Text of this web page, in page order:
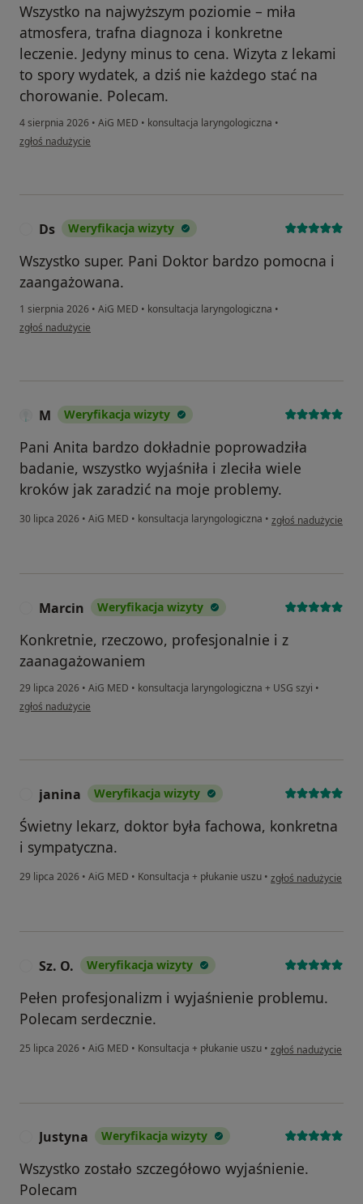
Wszystko na najwyższym poziomie – miła
atmosfera, trafna diagnoza i konkretne
leczenie. Jedyny minus to cena. Wizyta z lekami
to spory wydatek, a dziś nie każdego stać na
chorowanie. Polecam.
4 sierpnia 2026 • AiG MED • konsultacja laryngologiczna •
w opinii użytkownika RM
zgłoś nadużycie
Ds Weryfikacja wizyty
Wszystko super. Pani Doktor bardzo pomocna i
zaangażowana.
1 sierpnia 2026 • AiG MED • konsultacja laryngologiczna •
w opinii użytkownika Ds
zgłoś nadużycie
M Weryfikacja wizyty
Pani Anita bardzo dokładnie poprowadziła
badanie, wszystko wyjaśniła i zleciła wiele
kroków jak zaradzić na moje problemy.
30 lipca 2026 • AiG MED • konsultacja laryngologiczna • w opinii
zgłoś nadużycie
Marcin Weryfikacja wizyty
Konkretnie, rzeczowo, profesjonalnie i z
zaanagażowaniem
29 lipca 2026 • AiG MED • konsultacja laryngologiczna + USG szyi •
w opinii użytkownika Marcin
zgłoś nadużycie
janina Weryfikacja wizyty
Świetny lekarz, doktor była fachowa, konkretna
i sympatyczna.
29 lipca 2026 • AiG MED • Konsultacja + płukanie uszu • w opinii
zgłoś nadużycie
Sz. O. Weryfikacja wizyty
Pełen profesjonalizm i wyjaśnienie problemu.
Polecam serdecznie.
25 lipca 2026 • AiG MED • Konsultacja + płukanie uszu • w opinii użytkownika
zgłoś nadużycie
Justyna Weryfikacja wizyty
Wszystko zostało szczegółowo wyjaśnienie.
Polecam